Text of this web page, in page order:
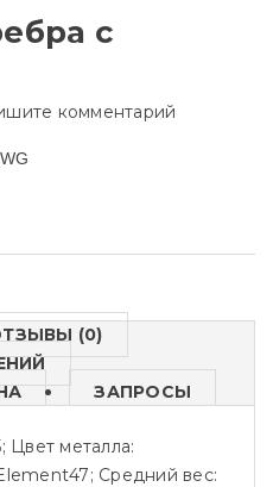
с
комментарий
(0)
ЗАПРОСЫ
Цвет металла:
Средний вес: